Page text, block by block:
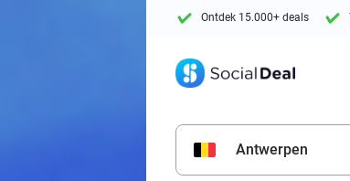
Ontdek 15.000+ deals
Antwerpen